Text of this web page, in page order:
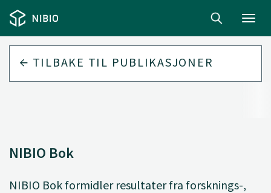
TILBAKE TIL PUBLIKASJONER
NIBIO Bok
NIBIO Bok formidler resultater fra forsknings-,